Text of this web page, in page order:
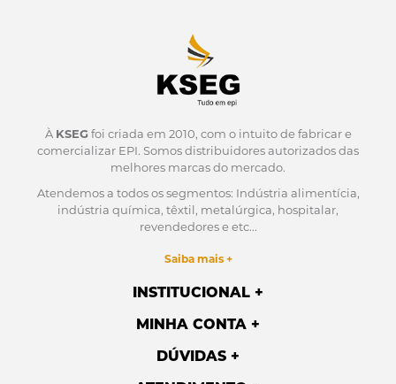
À KSEG foi criada em 2010, com o intuito de fabricar e
comercializar EPI. Somos distribuidores autorizados das
melhores marcas do mercado.
Atendemos a todos os segmentos: Indústria alimentícia,
indústria química, têxtil, metalúrgica, hospitalar,
revendedores e etc...
Saiba mais +
INSTITUCIONAL
MINHA CONTA
DÚVIDAS